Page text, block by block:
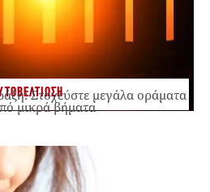
Στοχεύστε μεγάλα οράματα
μικρά βήματα